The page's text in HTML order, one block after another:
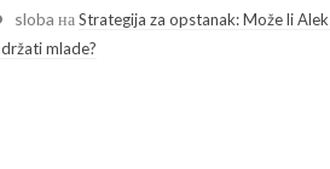
sloba наStrategija za opstanak: Može li
mlade?